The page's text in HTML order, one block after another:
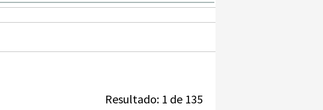
Resultado: 1 de 135